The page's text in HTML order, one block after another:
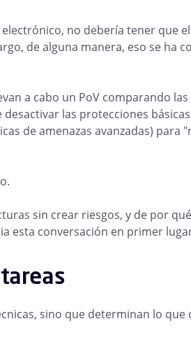
no debería tener que
de alguna manera, eso se ha
a cabo un PoV comparando
las protecciones básicas
de amenazas avanzadas) para
sin crear riesgos, y de por
esta conversación en primer
sino que determinan lo que